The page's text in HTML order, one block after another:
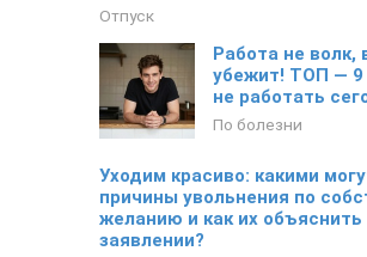
Отпуск
Работа не волк,
убежит! ТОП — 9
не работать
По болезни
Уходим красиво: какими
причины увольнения по
желанию и как их объяснить
заявлении?